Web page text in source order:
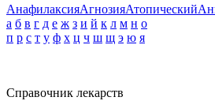
АнафилаксияАгнозияАтопический
а б в г д е ж з и й к л м н о
п р с т у ф х ц ч ш щ э ю я
Справочник лекарств